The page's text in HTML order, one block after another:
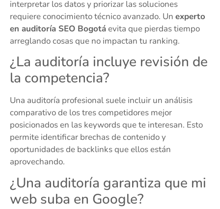
interpretar los datos y priorizar las soluciones
requiere conocimiento técnico avanzado. Un experto
en auditoría SEO Bogotáevita que pierdas tiempo
arreglando cosas que no impactan tu ranking.
¿La auditoría incluye revisión de
la competencia?
Una auditoría profesional suele incluir un análisis
comparativo de los tres competidores mejor
posicionados en las keywords que te interesan. Esto
permite identificar brechas de contenido y
oportunidades de backlinks que ellos están
aprovechando.
¿Una auditoría garantiza que mi
web suba en Google?